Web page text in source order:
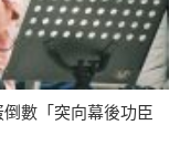
倒數「突向幕後功臣